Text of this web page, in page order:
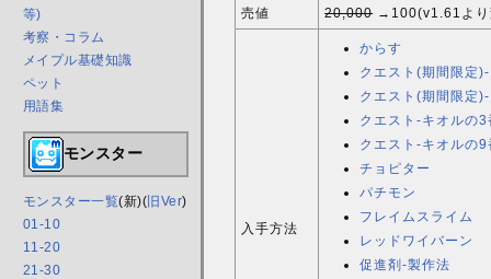
等)
考察・コラム
メイプル基礎知識
ペット
用語集
モンスター
モンスター一覧(新)( 旧Ver)
01-10
11-20
21-30
売値
20,000→100(v1.61より
入手方法
からす
クエスト(期間限定
クエスト(期間限定
クエスト-キオルの
クエスト-キオルの
チョピター
パチモン
フレイムスライム
レッドワイバーン
促進剤-製作法